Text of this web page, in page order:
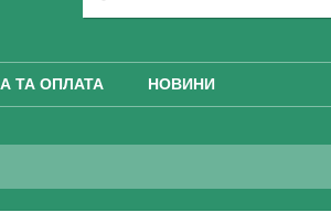
ТА ОПЛАТА НОВИНИ